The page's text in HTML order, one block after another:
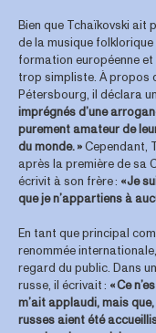
Bien que Tchaïkovski ait
de la musique
formation européenne
trop simpliste. À propos
Pétersbourg, il déclara
imprégnés d’une
purement amateur de
du monde. »Cependant,
après la première de sa
écrivit à son frère : « Je
que je n’appartiens à
En tant que principal
renommée
regard du public. Dans
russe, il écrivait : « Ce
m’ait applaudi, mais
russes aient été